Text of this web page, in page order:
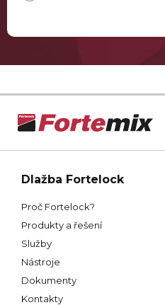
Dlažba Fortelock
Proč Fortelock?
Produkty a řešení
Služby
Nástroje
Dokumenty
Kontakty